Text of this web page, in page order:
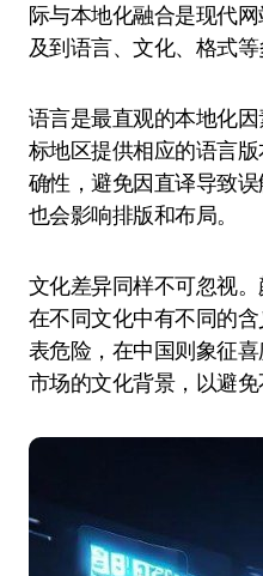
际与本地化融合是现代
及到语言、文化、格式等
语言是最直观的本地化
标地区提供相应的语言
确性，避免因直译导致
也会影响排版和布局。
文化差异同样不可忽视
在不同文化中有不同的
表危险，在中国则象征
市场的文化背景，以避免